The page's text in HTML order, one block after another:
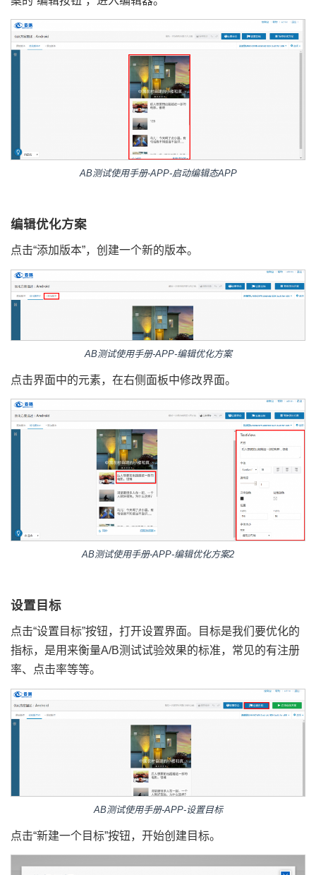
AB测试使用手册-APP-启动编辑态APP
编辑优化方案
点击“添加版本”，创建一个新的版本。
AB测试使用手册-APP-编辑优化方案
点击界面中的元素，在右侧面板中修改界面。
AB测试使用手册-APP-编辑优化方案2
设置目标
点击“设置目标”按钮，打开设置界面。目标是我们要优化的
指标，是用来衡量A/B测试试验效果的标准，常见的有注册
率、点击率等等。
AB测试使用手册-APP-设置目标
点击“新建一个目标”按钮，开始创建目标。